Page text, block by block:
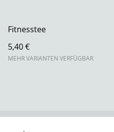
Fitnesstee
5,40 €
MEHR VARIANTEN VERFÜGBAR